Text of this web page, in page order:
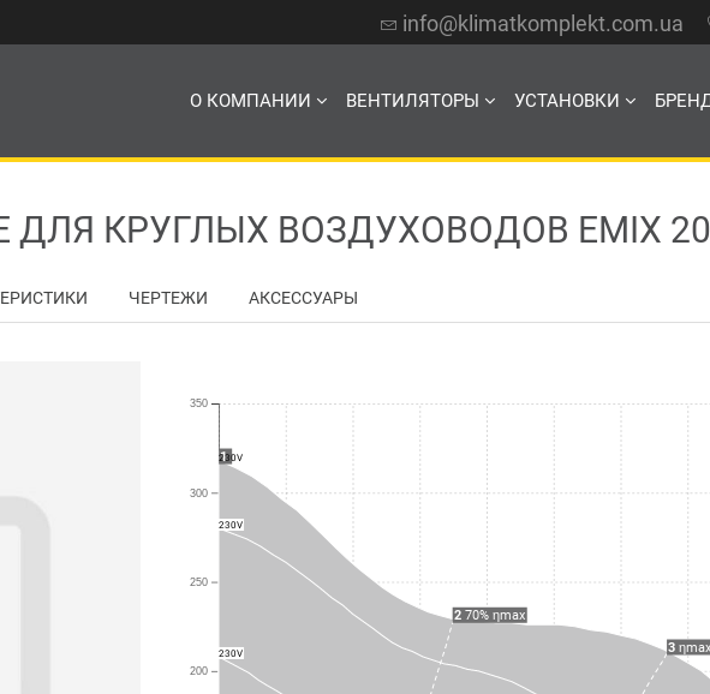
info@klimatkomplekt.com.ua
О КОМПАНИИ ВЕНТИЛЯТОРЫ УСТАНОВКИ
КРУГЛЫХ ВОЗДУХОВОДОВ EMIX
ЧЕРТЕЖИ АКСЕССУАРЫ
350
300
250
200
230V
230V
230V
1
270% ηmax
3ηmax